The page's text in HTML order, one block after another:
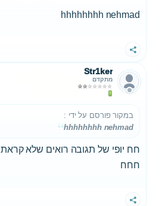
hhhhhhhh nehmad
שתף
Str1ker
מתקדם
במקור פורסם על ידי :
hhhhhhhh nehmad
חח יופי של תגובה רואים שלא קראת
חחח
שתף